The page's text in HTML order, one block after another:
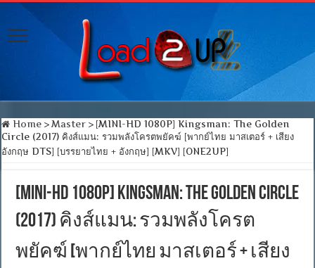
Home > Master > [MINI-HD 1080P] Kingsman: The Golden
Circle (2017) คิงส์แมน: รวมพลังโครตพยัคฆ์ [พากย์ไทย มาสเตอร์ + เสียง
อังกฤษ DTS] [บรรยายไทย + อังกฤษ] [MKV] [ONE2UP]
[MINI-HD 1080P] Kingsman: The Golden Circle
(2017) คิงส์แมน: รวมพลังโครต
พยัคฆ์ [พากย์ไทย มาสเตอร์ + เสียง